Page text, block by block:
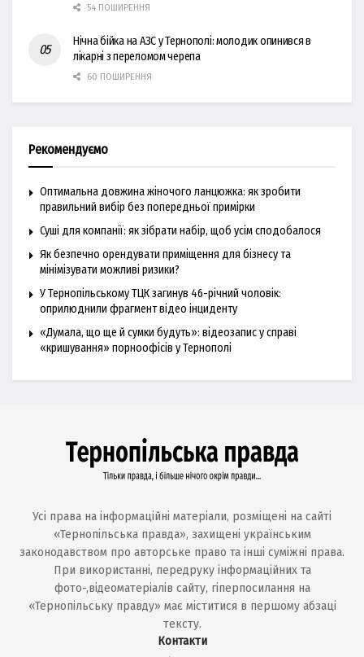
54 ПОШИРЕННЯ
Нічна бійка на АЗС у Тернополі: молодик опинився в
лікарні з переломом черепа
60 ПОШИРЕННЯ
Рекомендуємо
Оптимальна довжина жіночого ланцюжка: як зробити
правильний вибір без попередньої примірки
Суші для компанії: як зібрати набір, щоб усім сподобалося
Як безпечно орендувати приміщення для бізнесу та
мінімізувати можливі ризики?
У Тернопільському ТЦК загинув 46-річний чоловік:
оприлюднили фрагмент відео інциденту
«Думала, що ще й сумки будуть»: відеозапис у справі
«кришування» порноофісів у Тернополі
Усі права на інформаційні матеріали, розміщені на сайті
«Тернопільська правда», захищені українським
законодавством про авторське право та інші суміжні права.
При використанні, передруку інформаційних та
фото-,відеоматеріалів сайту, гіперпосилання на
«Тернопільську правду» має міститися в першому абзаці
тексту.
Контакти